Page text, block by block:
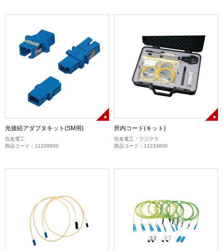
光接続アダプタキット(SM用)
住友電工
商品コード：11239800
所内コード(キット)
住友電工・フジクラ
商品コード：11233600